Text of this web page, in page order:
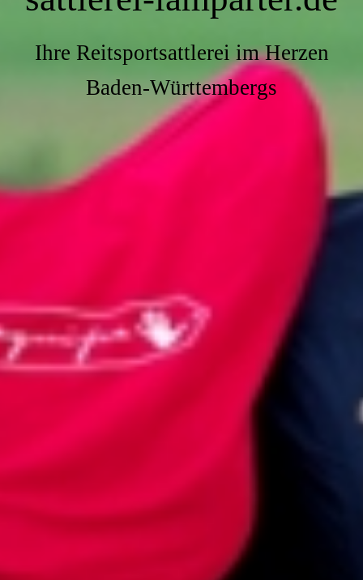
Ihre Reitsportsattlerei im Herzen
Baden-Württembergs